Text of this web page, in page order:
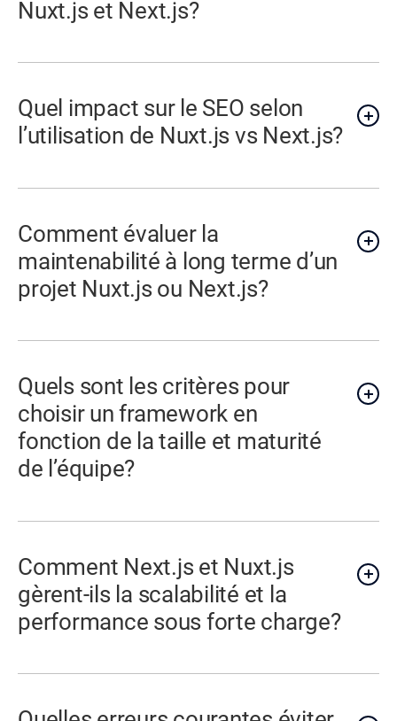
Nuxt.js et Next.js?
Quel impact sur le SEO selon
l’utilisation de Nuxt.js vs Next.js?
Comment évaluer la
maintenabilité à long terme d’un
projet Nuxt.js ou Next.js?
Quels sont les critères pour
choisir un framework en
fonction de la taille et maturité
de l’équipe?
Comment Next.js et Nuxt.js
gèrent-ils la scalabilité et la
performance sous forte charge?